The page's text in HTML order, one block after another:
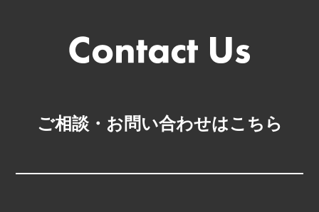
ご相談・お問い合わせはこちら